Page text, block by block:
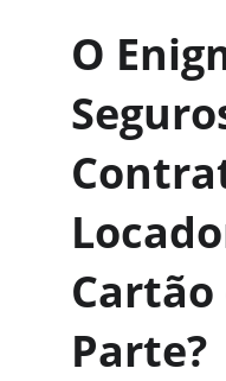
O
Cartão
Parte?